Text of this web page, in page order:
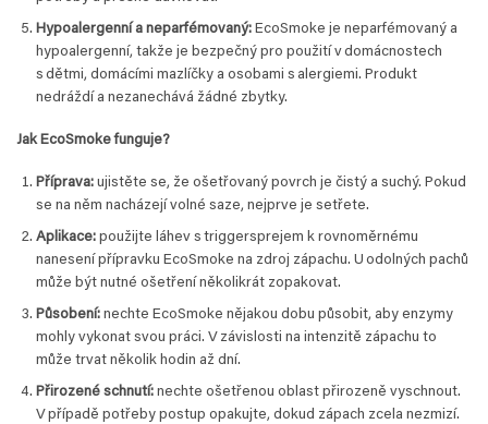
Hypoalergenní a neparfémovaný: EcoSmoke je neparfémovaný a
hypoalergenní, takže je bezpečný pro použití v domácnostech
s dětmi, domácími mazlíčky a osobami s alergiemi. Produkt
nedráždí a nezanechává žádné zbytky.
Jak EcoSmoke funguje?
Příprava: ujistěte se, že ošetřovaný povrch je čistý a suchý. Pokud
se na něm nacházejí volné saze, nejprve je setřete.
Aplikace: použijte láhev s triggersprejem k rovnoměrnému
nanesení přípravku EcoSmoke na zdroj zápachu. U odolných pachů
může být nutné ošetření několikrát zopakovat.
Působení:nechte EcoSmoke nějakou dobu působit, aby enzymy
mohly vykonat svou práci. V závislosti na intenzitě zápachu to
může trvat několik hodin až dní.
Přirozené schnutí: nechte ošetřenou oblast přirozeně vyschnout.
V případě potřeby postup opakujte, dokud zápach zcela nezmizí.